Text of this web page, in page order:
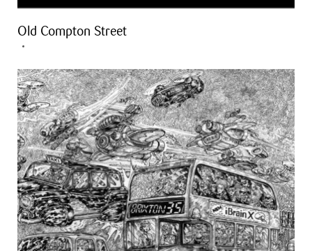
Old Compton Street